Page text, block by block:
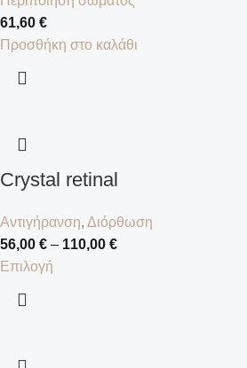
61,60 €
Προσθήκη στο καλάθι
Crystal retinal
Αντιγήρανση, Διόρθωση
56,00 € – 110,00 €
Επιλογή